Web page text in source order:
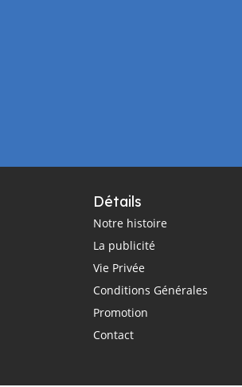
Détails
Notre histoire
La publicité
Vie Privée
Conditions Générales
Promotion
Contact